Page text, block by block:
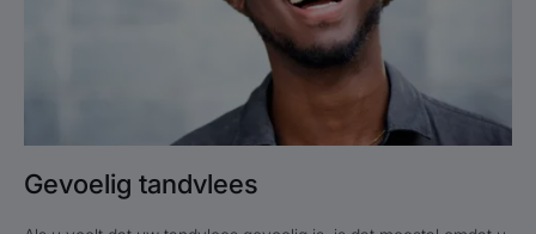
Gevoelig tandvlees